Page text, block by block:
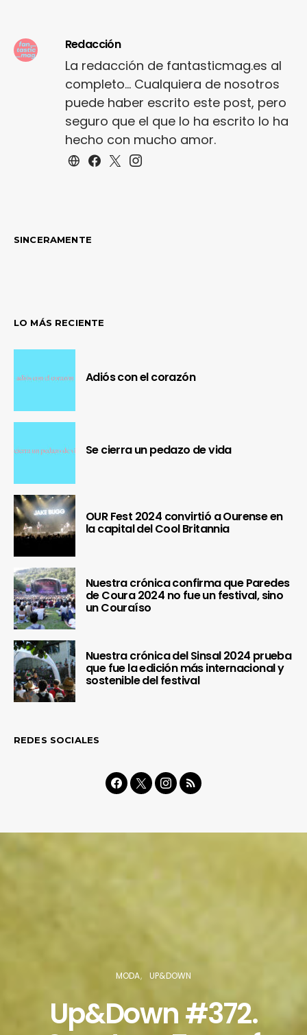
Redacción
La redacción de fantasticmag.es al
completo... Cualquiera de nosotros
puede haber escrito este post, pero
seguro que el que lo ha escrito lo ha
hecho con mucho amor.
SINCERAMENTE
LO MÁS RECIENTE
Adiós con el corazón
Se cierra un pedazo de vida
OUR Fest 2024 convirtió a Ourense en
la capital del Cool Britannia
Nuestra crónica confirma que Paredes
de Coura 2024 no fue un festival, sino
un Couraíso
Nuestra crónica del Sinsal 2024 prueba
que fue la edición más internacional y
sostenible del festival
REDES SOCIALES
MODA UP&DOWN
Up&Down #372.